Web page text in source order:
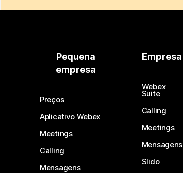
Pequena
empresa
Preços
Aplicativo Webex
Meetings
Calling
Mensagens
Empresa
Webex
Suite
Calling
Meetings
Mensagens
Slido